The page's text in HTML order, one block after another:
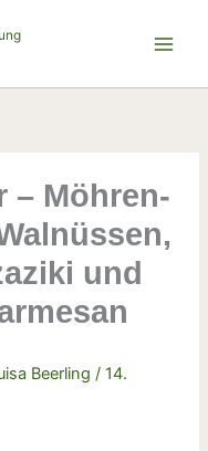
– Möhren-
und
Beerling/14.